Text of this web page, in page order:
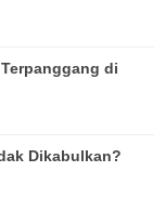
di
Dikabulkan?